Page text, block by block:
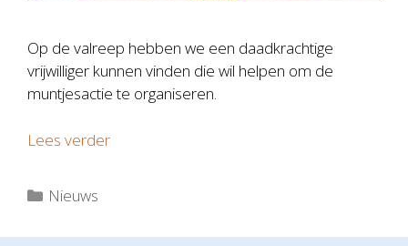
Op de valreep hebben we een daadkrachtige
vrijwilliger kunnen vinden die wil helpen om de
muntjesactie te organiseren.
Lees verder
Categorieën
Nieuws